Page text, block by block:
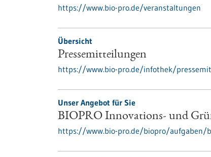
https://www.bio-pro.de/veranstaltungen
Übersicht
Pressemitteilungen
https://www.bio-pro.de/infothek/
Unser Angebot für Sie
BIOPRO Innovations- und
https://www.bio-pro.de/biopro/aufgaben/